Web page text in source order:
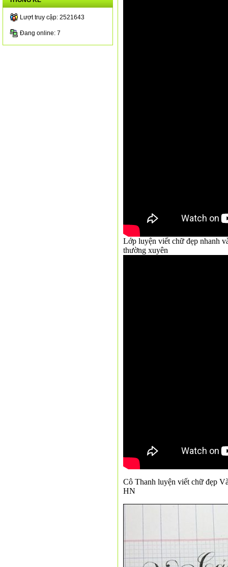
Lượt truy cập: 2521643
Đang online: 7
Lớp luyện viết chữ đẹp nhanh
thường xuyên
Cô Thanh luyện viết chữ đẹp
HN